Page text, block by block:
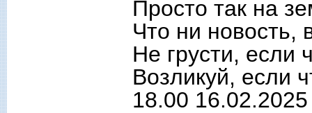
Просто так на
Что ни новость,
Не грусти, если
Возликуй, если
18.00 16.02.2025